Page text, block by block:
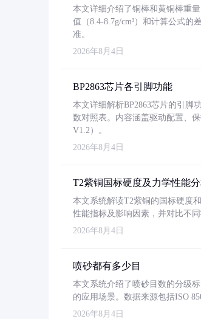
本文详细介绍了铜棒和黄铜棒重
值（8.4-8.7g/cm³）和计算公式的
准。
2026年8月4日
BP2863芯片各引脚功能
本文详细解析BP2863芯片的引脚
数对照表。内容涵盖驱动配置、
V1.2）。
2026年8月4日
T2紫铜国标硬度及力学性能
本文系统解读T2紫铜的国标硬度
性能指标及影响因素，并对比不
2026年8月4日
喷砂都有多少目
本文系统介绍了喷砂目数的分级
的应用场景。数据来源包括ISO
2026年8月4日